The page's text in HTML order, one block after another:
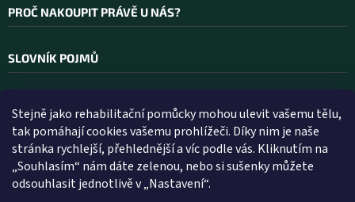
Stejně jako rehabilitační pomůcky mohou ulevit vašemu tělu,
tak pomáhají cookies vašemu prohlížeči. Díky nim je naše
stránka rychlejší, přehlednější a víc podle vás. Kliknutím na
„Souhlasím“ nám dáte zelenou, nebo si sušenky můžete
odsouhlasit jednotlivě v „Nastavení“.
PROČ NAKOUPIT PRÁVĚ U NÁS?
SLOVNÍK POJMŮ
Kontakt
INFO@WELLEA.CZ
800 200 900